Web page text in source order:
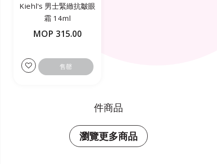
Kiehl's 男士緊緻抗皺眼
霜 14ml
MOP 315.00
售罄
件商品
瀏覽更多商品